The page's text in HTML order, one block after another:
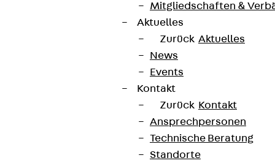
Mitgliedschaften &
Aktuelles
Zurück Aktuelles
News
Events
Kontakt
Zurück Kontakt
Ansprechpersonen
Technische Beratung
Standorte